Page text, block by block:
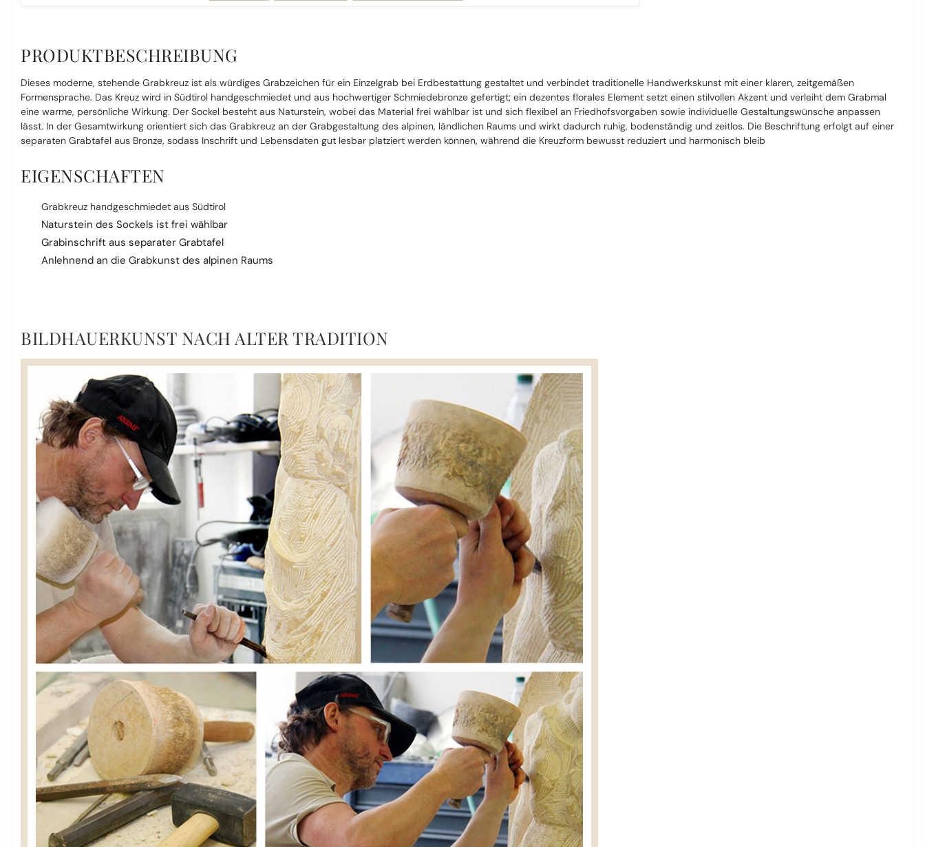
PRODUKTBESCHREIBUNG
Dieses moderne, stehende Grabkreuz ist als würdiges Grabzeichen für ein Einzelgrab bei Erdbestattung gestaltet und verbindet traditionelle Handwerkskunst mit einer klaren, zeitgemäßen
Formensprache. Das Kreuz wird in Südtirol handgeschmiedet und aus hochwertiger Schmiedebronze gefertigt; ein dezentes florales Element setzt einen stilvollen Akzent und verleiht dem Grabmal
eine warme, persönliche Wirkung. Der Sockel besteht aus Naturstein, wobei das Material frei wählbar ist und sich flexibel an Friedhofsvorgaben sowie individuelle Gestaltungswünsche anpassen
lässt. In der Gesamtwirkung orientiert sich das Grabkreuz an der Grabgestaltung des alpinen, ländlichen Raums und wirkt dadurch ruhig, bodenständig und zeitlos. Die Beschriftung erfolgt auf einer
separaten Grabtafel aus Bronze, sodass Inschrift und Lebensdaten gut lesbar platziert werden können, während die Kreuzform bewusst reduziert und harmonisch bleib
EIGENSCHAFTEN
Grabkreuz handgeschmiedet aus Südtirol
Naturstein des Sockels ist frei wählbar
Grabinschrift aus separater Grabtafel
Anlehnend an die Grabkunst des alpinen Raums
BILDHAUERKUNST NACH ALTER TRADITION